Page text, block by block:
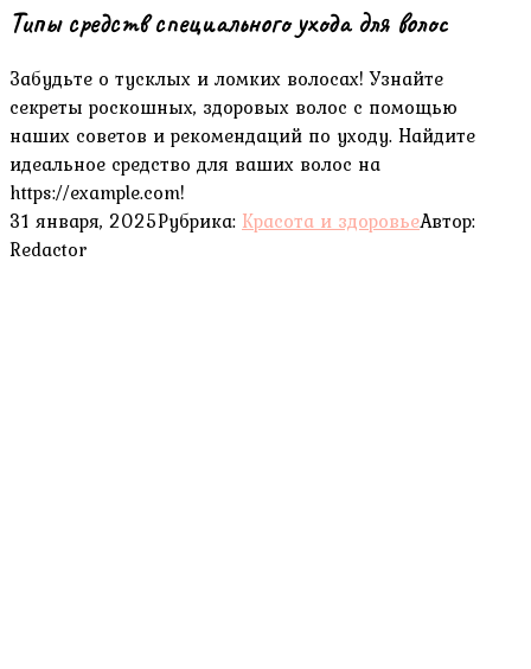
Типы средств специального ухода для волос
Забудьте о тусклых и ломких волосах! Узнайте
секреты роскошных, здоровых волос с помощью
наших советов и рекомендаций по уходу. Найдите
идеальное средство для ваших волос на
https://example.com!
31 января, 2025Рубрика: Красота и здоровьеАвтор:
Redactor